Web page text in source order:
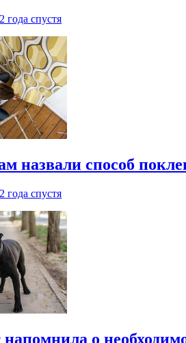
2 года спустя
назвали способ
2 года спустя
о